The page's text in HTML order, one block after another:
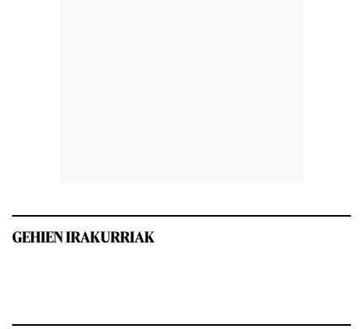
GEHIEN IRAKURRIAK